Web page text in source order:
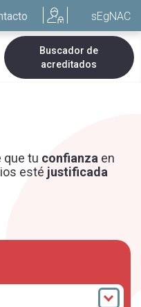
sEgNAC
Buscador de
acreditados
que tu confianza en
esté justificada